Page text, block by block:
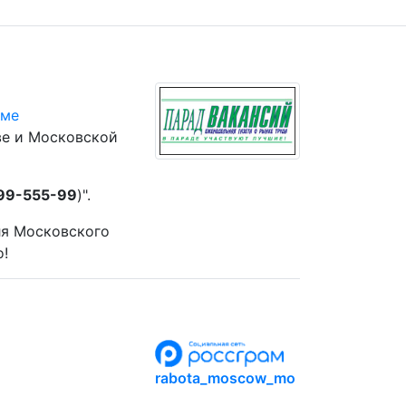
и Московской
555-99)".
Московского
rabota_moscow_mo